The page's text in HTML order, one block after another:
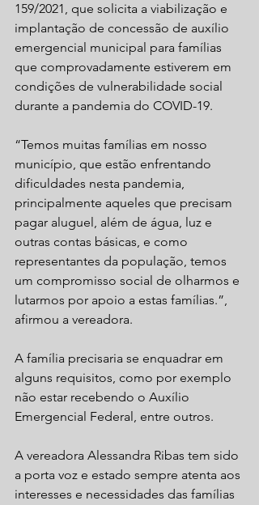
159/2021, que solicita a viabilização e
implantação de concessão de auxílio
emergencial municipal para famílias
que comprovadamente estiverem em
condições de vulnerabilidade social
durante a pandemia do COVID-19.
“Temos muitas famílias em nosso
município, que estão enfrentando
dificuldades nesta pandemia,
principalmente aqueles que precisam
pagar aluguel, além de água, luz e
outras contas básicas, e como
representantes da população, temos
um compromisso social de olharmos e
lutarmos por apoio a estas famílias.”,
afirmou a vereadora.
A família precisaria se enquadrar em
alguns requisitos, como por exemplo
não estar recebendo o Auxílio
Emergencial Federal, entre outros.
A vereadora Alessandra Ribas tem sido
a porta voz e estado sempre atenta aos
interesses e necessidades das famílias